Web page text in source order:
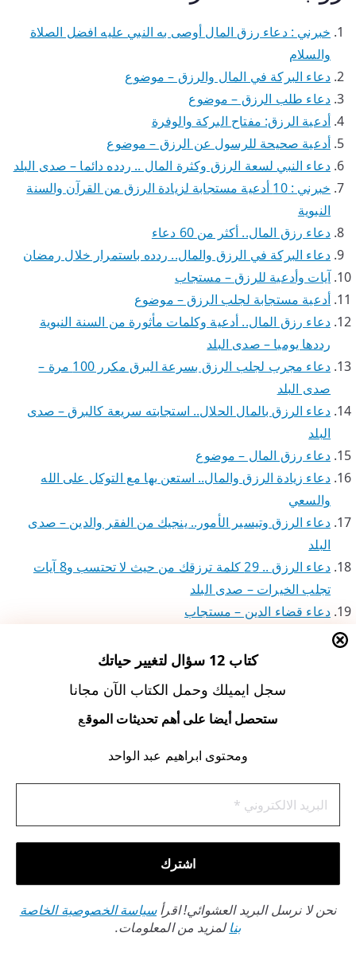
خبرني : دعاء رزق المال أوصى به النبي عليه افضل الصلاة
والسلام
دعاء البركة في المال والرزق – موضوع
دعاء طلب الرزق – موضوع
أدعية الرزق: مفتاح البركة والوفرة
أدعية صحيحة للرسول عن الرزق – موضوع
دعاء النبي لسعة الرزق وكثرة المال .. ردده دائما – صدى البلد
خبرني : 10 أدعية مستجابة لزيادة الرزق من القرآن والسنة
النبوية
دعاء رزق المال.. أكثر من 60 دعاء
دعاء البركة في الرزق والمال.. ردده باستمرار خلال رمضان
آيات وأدعية للرزق – مستجاب
أدعية مستجابة لجلب الرزق – موضوع
دعاء رزق المال.. أدعية وكلمات مأثورة من السنة النبوية
رددها يوميا – صدى البلد
دعاء مجرب لجلب الرزق بسرعة البرق مكرر 100 مرة –
صدى البلد
دعاء الرزق بالمال الحلال.. استجابته سريعة كالبرق – صدى
البلد
دعاء رزق المال – موضوع
دعاء زيادة الرزق والمال.. استعن بها مع التوكل على الله
والسعي
دعاء الرزق وتيسير الأمور.. ينجيك من الفقر والدين – صدى
البلد
دعاء الرزق .. 29 كلمة ترزقك من حيث لا تحتسب و8 آيات
تجلب الخيرات – صدى البلد
دعاء قضاء الدين – مستجاب
أدعية لتحصيل الرزق والغنى وقضاء الدين – الإسلام سؤال
أذكار تجلب الرزق – موضوع
أذكار الصباح للرزق والمال الكثير.. 20 دعاء يحفظك من الفقر
دعاء الرزق – مستجاب
الأدعية المستجابة، والأوقات التي يتحرى فيها المسلم الدعاء
ماذا أفعل لجلب الرزق – موضوع
كتاب 12 سؤال لتغيير حياتك
سجل ايميلك وحمل الكتاب الآن مجانا
ستحصل أيضا على أهم تحديثات الموقع
ومحتوى ابراهيم عبد الواحد
نحن لا نرسل البريد العشوائي! اقرأسياسة الخصوصية الخاصة
بنالمزيد من المعلومات.